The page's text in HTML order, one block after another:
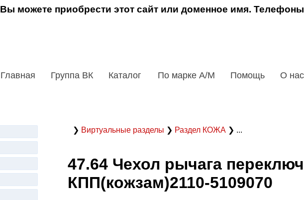
Вы можете приобрести этот сайт или доменное имя.
Главная Группа ВК Каталог По марке А/М Помощь О нас
❯ Виртуальные разделы ❯ Раздел КОЖА ❯ ...
47.64 Чехол рычага
КПП(кожзам)2110-5109070